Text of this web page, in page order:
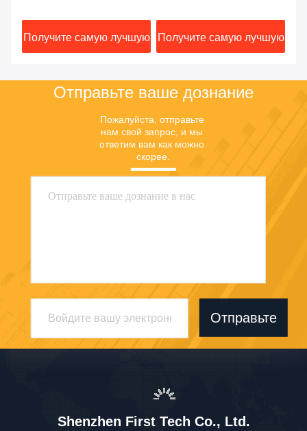
105AH Ethernet связи
Получите самую лучшую
60кВт Модуль воздушного
охлаждения
Получите самую лучшую
Отправьте ваше дознание
Пожалуйста, отправьте
нам свой запрос, и мы
ответим вам как можно
скорее.
Отправьте
Shenzhen First Tech Co., Ltd.